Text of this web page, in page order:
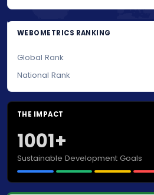
WEBOMETRICS RANKING
Global Rank
National Rank
THE IMPACT
1001+
Sustainable Development Goals